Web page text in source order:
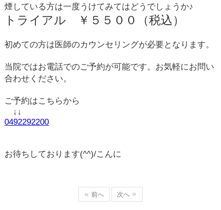
煙している方は一度うけてみてはどうでしょうか♪
トライアル ￥５５００（税込）
初めての方は医師のカウンセリングが必要となります。
当院ではお電話でのご予約が可能です。お気軽にお問い
合わせください。
ご予約はこちらから
↓↓
0492292200
お待ちしております(^^)/こんに
前へ 次へ